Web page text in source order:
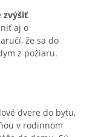
zvýšiť
aj o
že sa do
z požiaru.
dvere do bytu,
v rodinnom